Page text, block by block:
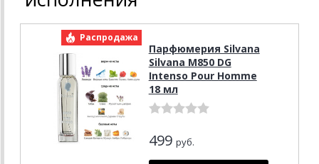
Распродажа
Парфюмерия Silvana
Silvana M850 DG
Intenso Pour Homme
18 мл
499 руб.